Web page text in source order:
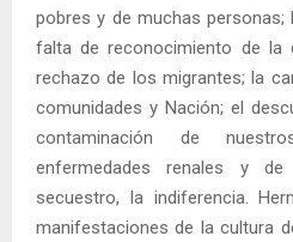
pobres y de muchas personas;
falta de reconocimiento de la
rechazo de los migrantes; la
comunidades y Nación; el
contaminación de
enfermedades renales y
secuestro, la indiferencia.
manifestaciones de la cultura